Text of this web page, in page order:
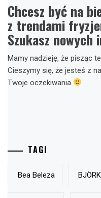
Chcesz być na
z trendami
Szukasz
Mamy nadzieję, że pisząc
Cieszymy się, że jesteś z
Twoje oczekiwania
TAGI
Bea Beleza BJÖRK